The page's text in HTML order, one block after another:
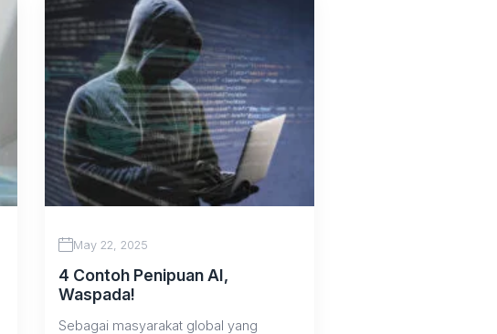
May 22, 2025
4 Contoh Penipuan AI,
Waspada!
Sebagai masyarakat global yang